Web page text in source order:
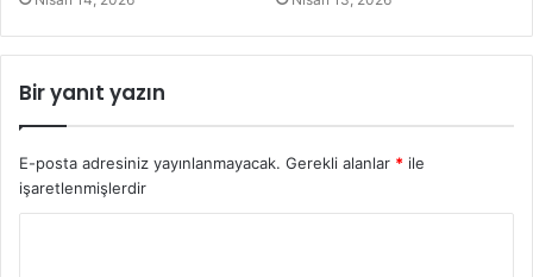
Bir yanıt yazın
E-posta adresiniz yayınlanmayacak. Gerekli alanlar * ile
işaretlenmişlerdir